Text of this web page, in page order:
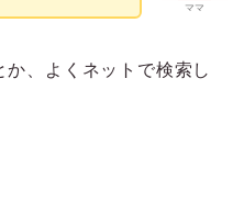
ママ
、よくネットで検索し